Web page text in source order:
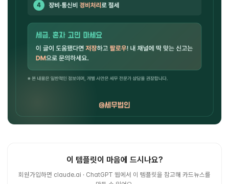
이 템플릿이 마음에 드시나요?
회원가입하면 claude.ai · ChatGPT 웹에서 이 템플릿을 참고해 카드뉴스를